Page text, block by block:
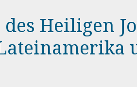
Heiligen